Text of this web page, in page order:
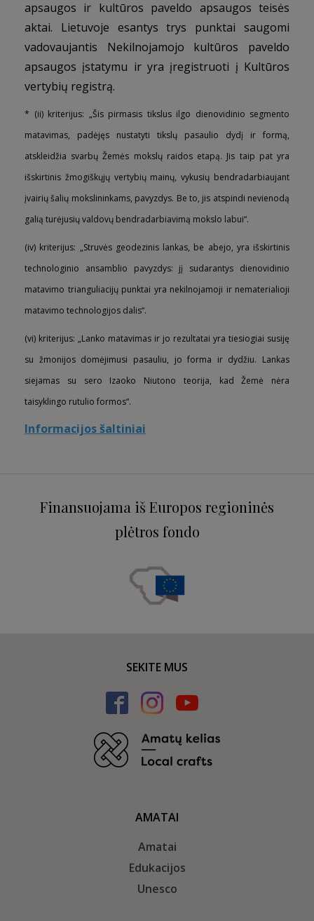
apsaugos ir kultūros paveldo apsaugos teisės
aktai. Lietuvoje esantys trys punktai saugomi
vadovaujantis Nekilnojamojo kultūros paveldo
apsaugos įstatymu ir yra įregistruoti į Kultūros
vertybių registrą.
* (ii) kriterijus: „Šis pirmasis tikslus ilgo dienovidinio segmento
matavimas, padėjęs nustatyti tikslų pasaulio dydį ir formą,
atskleidžia svarbų Žemės mokslų raidos etapą. Jis taip pat yra
išskirtinis žmogiškųjų vertybių mainų, vykusių bendradarbiaujant
įvairių šalių mokslininkams, pavyzdys. Be to, jis atspindi nevienodą
galią turėjusių valdovų bendradarbiavimą mokslo labui“.
(iv) kriterijus: „Struvės geodezinis lankas, be abejo, yra išskirtinis
technologinio ansamblio pavyzdys: jį sudarantys dienovidinio
matavimo trianguliacijų punktai yra nekilnojamoji ir nematerialioji
matavimo technologijos dalis“.
(vi) kriterijus: „Lanko matavimas ir jo rezultatai yra tiesiogiai susiję
su žmonijos domėjimusi pasauliu, jo forma ir dydžiu. Lankas
siejamas su sero Izaoko Niutono teorija, kad Žemė nėra
taisyklingo rutulio formos“.
Informacijos šaltiniai
Finansuojama iš Europos regioninės
plėtros fondo
SEKITE MUS
AMATAI
Amatai
Edukacijos
Unesco